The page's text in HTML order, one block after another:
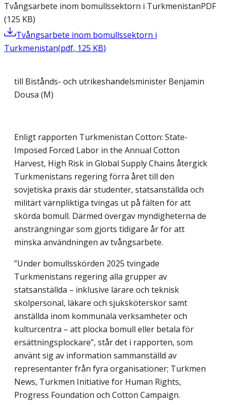
Tvångsarbete inom bomullssektorn i TurkmenistanPDF
(125 KB)
Tvångsarbete inom bomullssektorn i
Turkmenistan(pdf, 125 KB)
till Bistånds- och utrikeshandelsminister Benjamin
Dousa (M)
Enligt rapporten Turkmenistan Cotton: State-
Imposed Forced Labor in the Annual Cotton
Harvest, High Risk in Global Supply Chains återgick
Turkmenistans regering förra året till den
sovjetiska praxis där studenter, statsanställda och
militärt värnpliktiga tvingas ut på fälten för att
skörda bomull. Därmed övergav myndigheterna de
ansträngningar som gjorts tidigare år för att
minska användningen av tvångsarbete.
”Under bomullsskörden 2025 tvingade
Turkmenistans regering alla grupper av
statsanställda – inklusive lärare och teknisk
skolpersonal, läkare och sjuksköterskor samt
anställda inom kommunala verksamheter och
kulturcentra – att plocka bomull eller betala för
ersättningsplockare”, står det i rapporten, som
använt sig av information sammanställd av
representanter från fyra organisationer; Turkmen
News, Turkmen Initiative for Human Rights,
Progress Foundation och Cotton Campaign.